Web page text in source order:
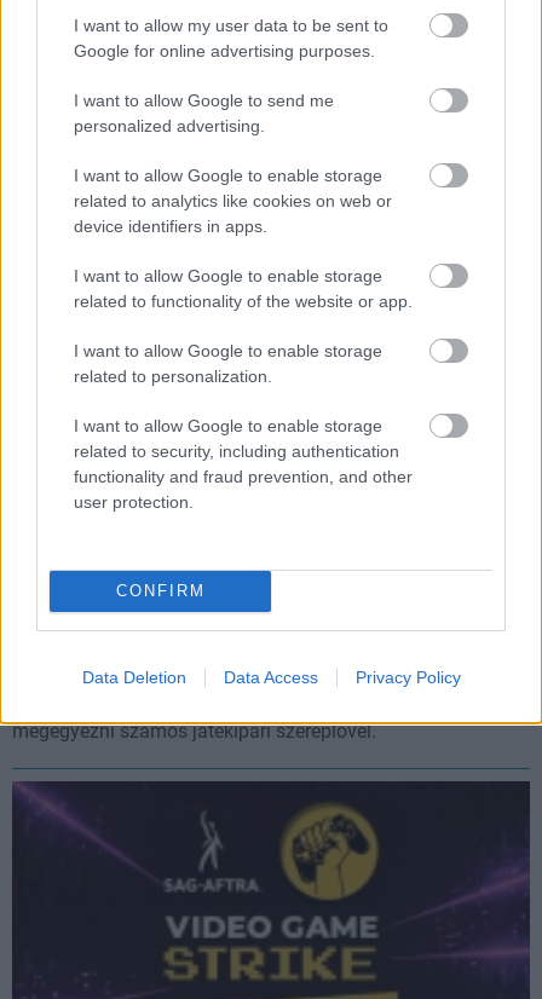
I want to allow my user data to be sent to
Google for online advertising purposes.
I want to allow Google to send me
personalized advertising.
I want to allow Google to enable storage
related to analytics like cookies on web or
device identifiers in apps.
I want to allow Google to enable storage
related to functionality of the website or app.
I want to allow Google to enable storage
related to personalization.
I want to allow Google to enable storage
related to security, including authentication
functionality and fraud prevention, and other
user protection.
CONFIRM
Data Deletion Data Access Privacy Policy
NetherRealmnél
| 2025.08.31 21:01
Szuperhősrajongóknak kedvezhet az új folytatás, két
Fontos megállapodással zárult a videójáték-
| 2025.07.12 16:03
megegyezni számos játékipari szereplővel.